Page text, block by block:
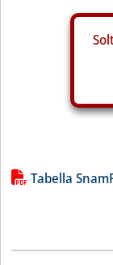
Lista allegati
Tabella